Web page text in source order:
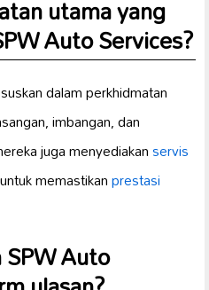
utama yang
Auto Services?
dalam perkhidmatan
imbangan, dan
juga menyediakanservis
untuk memastikanprestasi
Auto